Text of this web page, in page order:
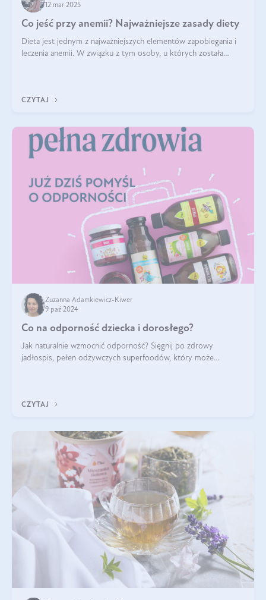
12 mar 2025
Co jeść przy anemii? Najważniejsze zasady diety
Dieta jest jednym z najważniejszych elementów zapobiegania i
leczenia anemii. W związku z tym osoby, u których została
CZYTAJ
Zuzanna Adamkiewicz-Kiwer
9 paź 2024
Co na odporność dziecka i dorosłego?
Jak naturalnie wzmocnić odporność? Sięgnij po zdrowy
jadłospis, pełen odżywczych superfoodów, który może
CZYTAJ